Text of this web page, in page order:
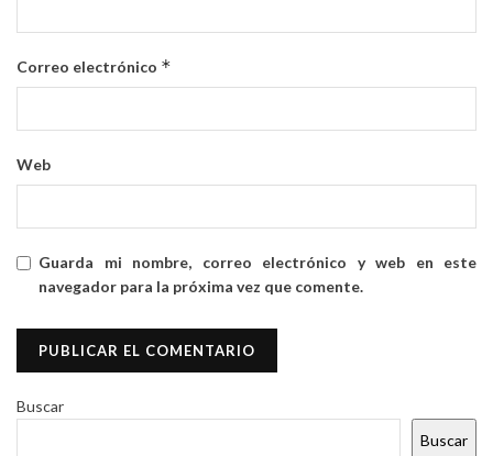
Correo electrónico *
Web
Guarda mi nombre, correo electrónico y web en este
navegador para la próxima vez que comente.
Buscar
Buscar